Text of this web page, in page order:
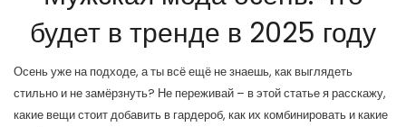
будет в тренде в 2025 году
Осень уже на подходе, а ты всё ещё не знаешь, как выглядеть
стильно и не замёрзнуть? Не переживай – в этой статье я расскажу,
какие вещи стоит добавить в гардероб, как их комбинировать и какие